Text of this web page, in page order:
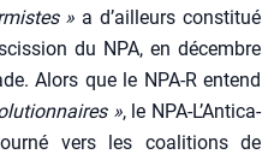
» a d’ailleurs consti­tué
du NPA, en décembre
Alors que le NPA‑R entend
», le NPA-L’An­ti­ca­
vers les coa­li­tions de